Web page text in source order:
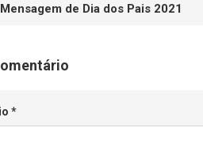
de Dia dos Pais 2021
*